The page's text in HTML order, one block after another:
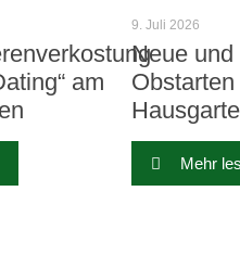
am
9. Juli 2026
Neue und
Mehr